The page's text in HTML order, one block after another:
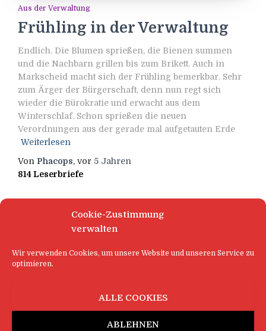
Cookie-Zustimmung
verwalten
Wir verwenden Cookies, um unsere Website und unseren Service zu
optimieren.
ALLE COOKIES
ABLEHNEN
Aus der Verwaltung
Frühling in der Verwaltung
Endlich. Die Blumen sprießen, die Bienen summen
und die Nachbarn grillen bis zum Brikett. Auch in
Markscheid macht sich der Frühling bemerkbar. Sehr
zum Ärger der Bürgerschaft, denn nun regt sich
wieder die Bürokratie und erwacht aus dem
Winterschlaf. Schon sprießen die neuen
Verordnungen aus der gerade mal aufgetauten Erde
Weiterlesen
Von Phacops, vor 5 Jahren
814 Leserbriefe